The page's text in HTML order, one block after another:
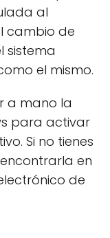
al
cambio de
sistema
el mismo.
a mano la
para activar
Si no tienes
en
de